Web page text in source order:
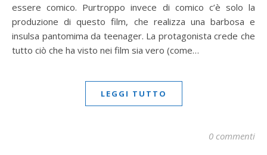
essere comico. Purtroppo invece di comico c’è solo la
produzione di questo film, che realizza una barbosa e
insulsa pantomima da teenager. La protagonista crede che
tutto ciò che ha visto nei film sia vero (come…
LEGGI TUTTO
0 commenti